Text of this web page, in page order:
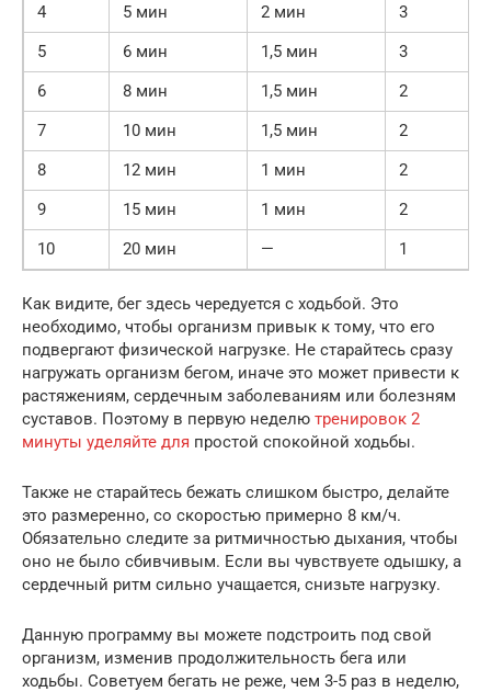
4
5 мин 2 мин
3
5
6 мин 1,5 мин
3
6
8 мин 1,5 мин
2
7
10 мин 1,5 мин
2
8
12 мин 1 мин
2
9
15 мин 1 мин
2
10
20 мин — 1
Как видите, бег здесь чередуется с ходьбой. Это
необходимо, чтобы организм привык к тому, что его
подвергают физической нагрузке. Не старайтесь сразу
нагружать организм бегом, иначе это может привести к
растяжениям, сердечным заболеваниям или болезням
суставов. Поэтому в первую неделю тренировок 2
минуты уделяйте для простой спокойной ходьбы.
Также не старайтесь бежать слишком быстро, делайте
это размеренно, со скоростью примерно 8 км/ч.
Обязательно следите за ритмичностью дыхания, чтобы
оно не было сбивчивым. Если вы чувствуете одышку, а
сердечный ритм сильно учащается, снизьте нагрузку.
Данную программу вы можете подстроить под свой
организм, изменив продолжительность бега или
ходьбы. Советуем бегать не реже, чем 3-5 раз в неделю,